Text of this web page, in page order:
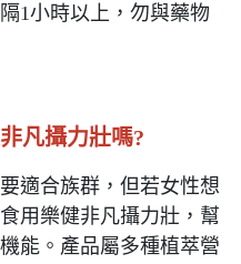
1小時以上，勿與藥物
凡攝力壯嗎?
適合族群，但若女性想
用樂健非凡攝力壯，幫
能。產品屬多種植萃營